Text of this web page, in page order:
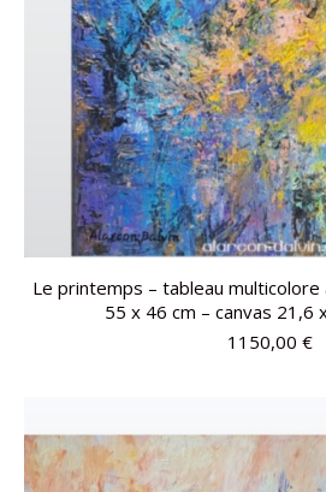
Le printemps – tableau
55 x 46 cm – canvas 21,6
1150,00 €